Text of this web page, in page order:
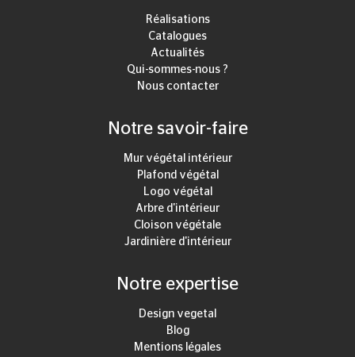
Réalisations
Catalogues
Actualités
Qui-sommes-nous ?
Nous contacter
Notre savoir-faire
Mur végétal intérieur
Plafond végétal
Logo végétal
Arbre d'intérieur
Cloison végétale
Jardinière d'intérieur
Notre expertise
Design vegetal
Blog
Mentions légales